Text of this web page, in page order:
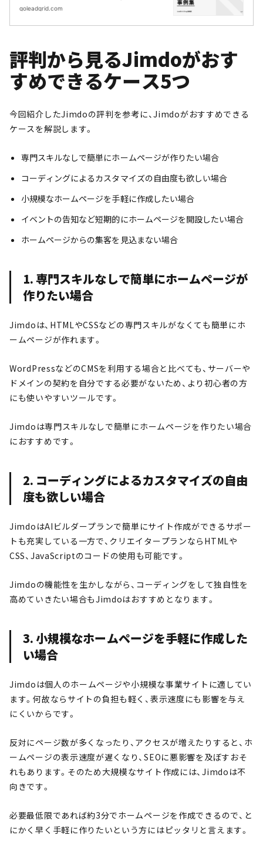
goleadgrid.com
評判から見るJimdoがおす
すめできるケース5つ
今回紹介したJimdoの評判を参考に、Jimdoがおすすめできる
ケースを解説します。
専門スキルなしで簡単にホームページが作りたい場合
コーディングによるカスタマイズの自由度も欲しい場合
小規模なホームページを手軽に作成したい場合
イベントの告知など短期的にホームページを開設したい場合
ホームページからの集客を見込まない場合
1. 専門スキルなしで簡単にホームページが
作りたい場合
Jimdoは、HTMLやCSSなどの専門スキルがなくても簡単にホ
ームページが作れます。
WordPressなどのCMSを利用する場合と比べても、サーバーや
ドメインの契約を自分でする必要がないため、より初心者の方
にも使いやすいツールです。
Jimdoは専門スキルなしで簡単にホームページを作りたい場合
におすすめです。
2. コーディングによるカスタマイズの自由
度も欲しい場合
JimdoはAIビルダープランで簡単にサイト作成ができるサポー
トも充実している一方で、クリエイタープランならHTMLや
CSS、JavaScriptのコードの使用も可能です。
Jimdoの機能性を生かしながら、コーディングをして独自性を
高めていきたい場合もJimdoはおすすめとなります。
3. 小規模なホームページを手軽に作成した
い場合
Jimdoは個人のホームページや小規模な事業サイトに適してい
ます。何故ならサイトの負担も軽く、表示速度にも影響を与え
にくいからです。
反対にページ数が多くなったり、アクセスが増えたりすると、ホ
ームページの表示速度が遅くなり、SEOに悪影響を及ぼすおそ
れもあります。そのため大規模なサイト作成には、Jimdoは不
向きです。
必要最低限であれば約3分でホームページを作成できるので、と
にかく早く手軽に作りたいという方にはピッタリと言えます。